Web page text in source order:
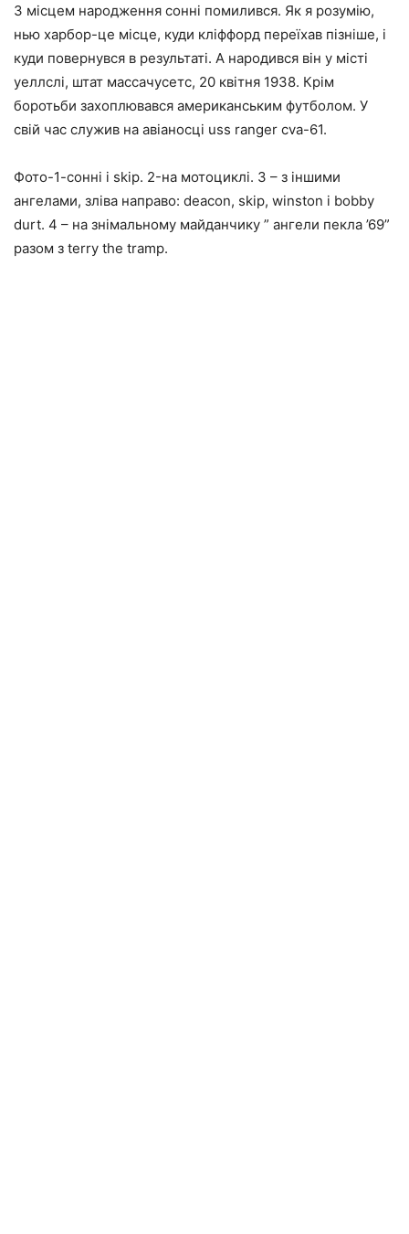
З місцем народження сонні помилився. Як я розумію,
нью харбор-це місце, куди кліффорд переїхав пізніше, і
куди повернувся в результаті. А народився він у місті
уеллслі, штат массачусетс, 20 квітня 1938. Крім
боротьби захоплювався американським футболом. У
свій час служив на авіаносці uss ranger cva-61.
Фото-1-сонні і skip. 2-на мотоциклі. 3 – з іншими
ангелами, зліва направо: deacon, skip, winston і bobby
durt. 4 – на знімальному майданчику ” ангели пекла ’69”
разом з terry the tramp.